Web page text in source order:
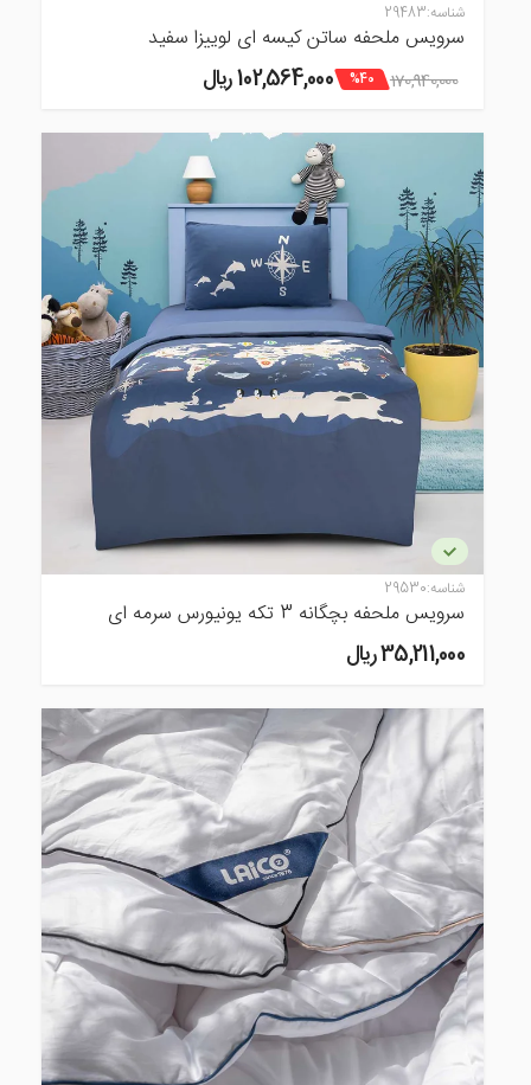
شناسه:29483
سرویس ملحفه ساتن کیسه ای لوییزا سفید
170,940,000
%40 102,564,000 ريال
شناسه:29530
سرویس ملحفه بچگانه 3 تکه یونیورس سرمه ای
35,211,000 ريال